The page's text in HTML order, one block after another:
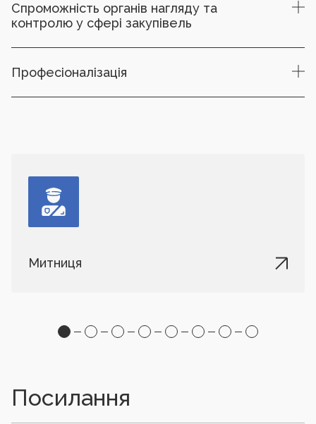
Спроможність органів нагляду та
контролю у сфері закупівель
Професіоналізація
Митниця
Посилання